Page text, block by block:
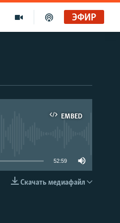
ЭФИР
EMBED
EMBED
52:59
Скачать медиафайл